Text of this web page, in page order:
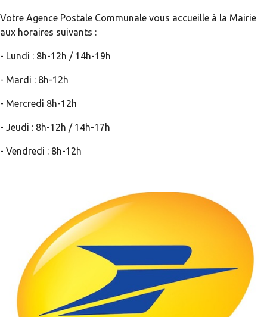
Votre Agence Postale Communale vous accueille à la Mairie
aux horaires suivants :
- Lundi : 8h-12h / 14h-19h
- Mardi : 8h-12h
- Mercredi 8h-12h
- Jeudi : 8h-12h / 14h-17h
- Vendredi : 8h-12h